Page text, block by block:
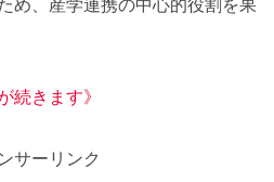
め、産学連携の中心的役割を果
続きます》
サーリンク